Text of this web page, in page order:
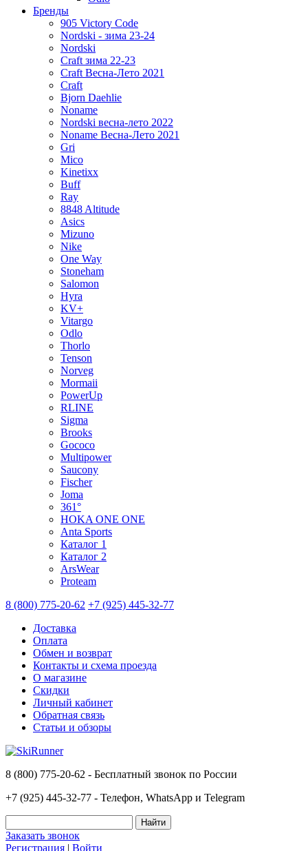
Бренды
905 Victory Code
Nordski - зима 23-24
Nordski
Craft зима 22-23
Craft Весна-Лето 2021
Craft
Bjorn Daehlie
Noname
Nordski весна-лето 2022
Noname Весна-Лето 2021
Gri
Mico
Kinetixx
Buff
Ray
8848 Altitude
Asics
Mizuno
Nike
One Way
Stoneham
Salomon
Hyra
KV+
Vitargo
Odlo
Thorlo
Tenson
Norveg
Mormaii
PowerUp
RLINE
Sigma
Brooks
Gococo
Multipower
Saucony
Fischer
Joma
361°
HOKA ONE ONE
Anta Sports
Каталог 1
Каталог 2
ArsWear
Proteam
8 (800) 775-20-62 +7 (925) 445-32-77
Доставка
Оплата
Обмен и возврат
Контакты и схема проезда
О магазине
Скидки
Личный кабинет
Обратная связь
Статьи и обзоры
8 (800) 775-20-62 - Бесплатный звонок по России
+7 (925) 445-32-77 - Телефон, WhatsApp и Telegram
Заказать звонок
Регистрация | Войти